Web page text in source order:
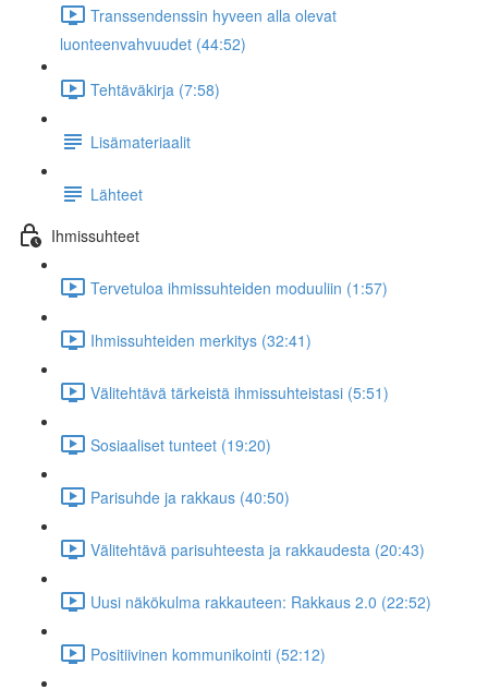
Transsendenssin hyveen alla olevat
luonteenvahvuudet (44:52)
Tehtäväkirja (7:58)
Lisämateriaalit
Lähteet
Ihmissuhteet
Tervetuloa ihmissuhteiden moduuliin (1:57)
Ihmissuhteiden merkitys (32:41)
Välitehtävä tärkeistä ihmissuhteistasi (5:51)
Sosiaaliset tunteet (19:20)
Parisuhde ja rakkaus (40:50)
Välitehtävä parisuhteesta ja rakkaudesta (20:43)
Uusi näkökulma rakkauteen: Rakkaus 2.0 (22:52)
Positiivinen kommunikointi (52:12)